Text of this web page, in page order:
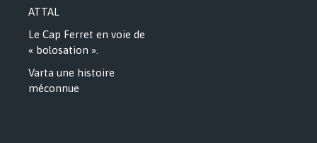
ATTAL
Le Cap Ferret en voie de
« bolosation ».
Varta une histoire
méconnue